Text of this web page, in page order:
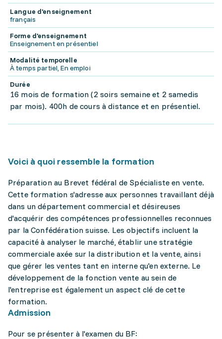
Langue d'enseignement
français
Forme d'enseignement
Enseignement en présentiel
Modalité temporelle
À temps partiel, En emploi
Durée
16 mois de formation (2 soirs semaine et 2 samedis
par mois). 400h de cours à distance et en présentiel.
Voici à quoi ressemble la formation
Préparation au Brevet fédéral de Spécialiste en vente.
Cette formation s'adresse aux personnes travaillant déjà
dans un département commercial et désireuses
d'acquérir des compétences professionnelles reconnues
par la Confédération suisse. Les objectifs incluent la
capacité à analyser le marché, établir une stratégie
commerciale axée sur la distribution et la vente, ainsi
que gérer les ventes tant en interne qu'en externe. Le
développement de la fonction vente au sein de
l'entreprise est également un aspect clé de cette
formation.
Admission
Pour se présenter à l'examen du BF: